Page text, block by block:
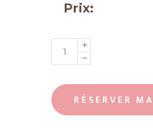
Prix:
Tarte
au
chocolat
et
caramel
RÉSERVER